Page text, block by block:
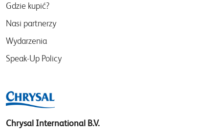
Gdzie kupić?
Nasi partnerzy
Wydarzenia
Speak-Up Policy
Chrysal International B.V.